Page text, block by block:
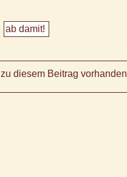
diesem Beitrag vorhanden